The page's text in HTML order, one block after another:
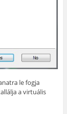
le fogja
a virtuális